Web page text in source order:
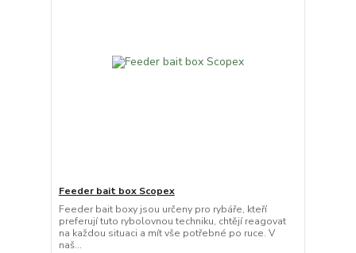
Feeder bait box Scopex
Feeder bait boxy jsou určeny pro rybáře, kteří
preferují tuto rybolovnou techniku, chtějí reagovat
na každou situaci a mít vše potřebné po ruce. V
naš...